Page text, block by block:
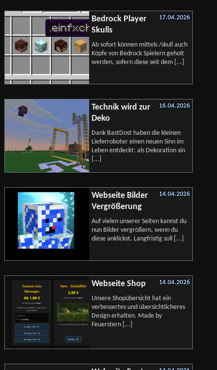
Bedrock Player
Skulls
17.04.2026
Ab sofort können mittels /skull auch
Köpfe von Bedrock Spielern geholt
werden, sofern diese seit dem [...]
Technik wird zur
Deko
16.04.2026
Dank BastDost haben die kleinen
Lieferroboter einen neuen Sinn im
Leben entdeckt: als Dekoration sin
[...]
Webseite Bilder
Vergrößerung
14.04.2026
Auf vielen unserer Seiten kannst du
nun Bilder vergrößern, wenn du
diese anklickst. Langfristig soll [...]
Webseite Shop 14.04.2026
Unsere Shopübersicht hat ein
verbessertes und übersichtlicheres
Design erhalten. Made by
Feuerstern [...]